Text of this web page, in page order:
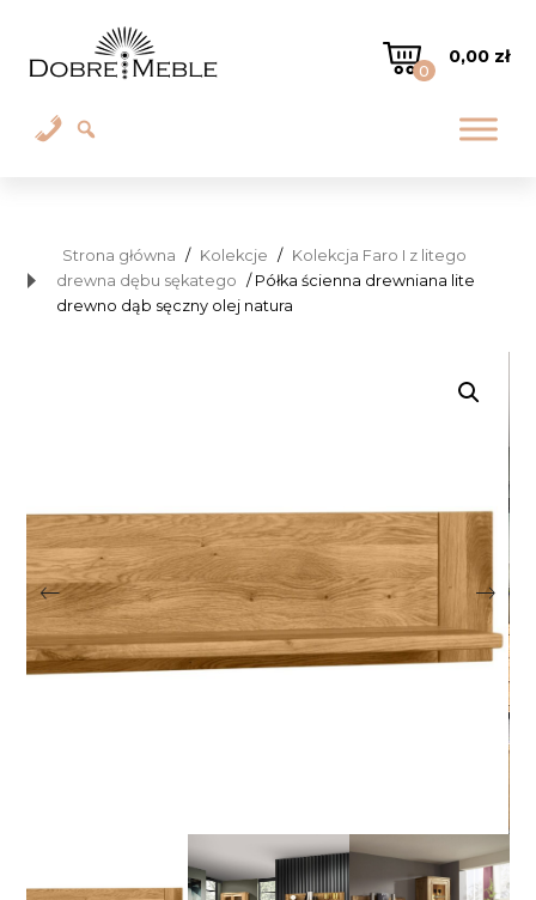
0
0,00 zł
Strona główna / Kolekcje / Kolekcja Faro I z litego
drewna dębu sękatego / Półka ścienna drewniana lite
drewno dąb sęczny olej natura